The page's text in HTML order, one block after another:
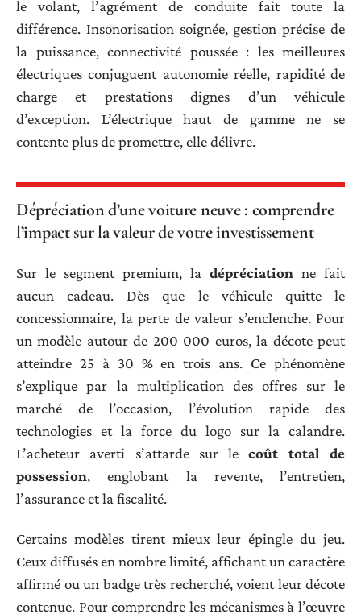
le volant, l’agrément de conduite fait toute la
différence. Insonorisation soignée, gestion précise de
la puissance, connectivité poussée : les meilleures
électriques conjuguent autonomie réelle, rapidité de
charge et prestations dignes d’un véhicule
d’exception. L’électrique haut de gamme ne se
contente plus de promettre, elle délivre.
Dépréciation d’une voiture neuve : comprendre
l’impact sur la valeur de votre investissement
Sur le segment premium, la dépréciation ne fait
aucun cadeau. Dès que le véhicule quitte le
concessionnaire, la perte de valeur s’enclenche. Pour
un modèle autour de 200 000 euros, la décote peut
atteindre 25 à 30 % en trois ans. Ce phénomène
s’explique par la multiplication des offres sur le
marché de l’occasion, l’évolution rapide des
technologies et la force du logo sur la calandre.
L’acheteur averti s’attarde sur lecoût total de
possession, englobant la revente, l’entretien,
l’assurance et la fiscalité.
Certains modèles tirent mieux leur épingle du jeu.
Ceux diffusés en nombre limité, affichant un caractère
affirmé ou un badge très recherché, voient leur décote
contenue. Pour comprendre les mécanismes à l’œuvre